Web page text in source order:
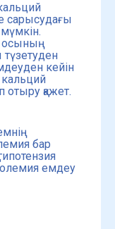
сарысудағы
осының
кейін
отыру қажет.
бар
емдеу